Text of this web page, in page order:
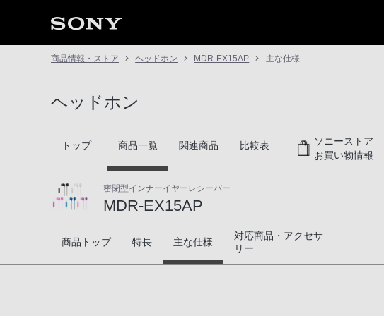
商品情報・ストア ヘッドホン MDR-EX15AP 主な仕様
ヘッドホン
トップ 商品一覧 関連商品 比較表
ソニーストア
お買い物情報
密閉型インナーイヤーレシーバー
MDR-EX15AP
MDR-EX15AP
商品トップ 特長 主な仕様
対応商品・アクセサ
リー